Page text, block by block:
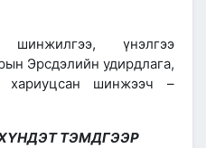
шинжилгээ, үнэлгээ
Эрсдэлийн удирдлага,
хариуцсан шинжээч –
ТЭМДГЭЭР